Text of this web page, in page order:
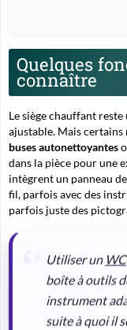
Quelques
connaître
Le siège chauffant
ajustable. Mais certains
buses autonettoyantes
dans la pièce pour une
intègrent un panneau
fil, parfois avec des
parfois juste des
Utiliser un
boîte à outils
instrument
suite à quoi il